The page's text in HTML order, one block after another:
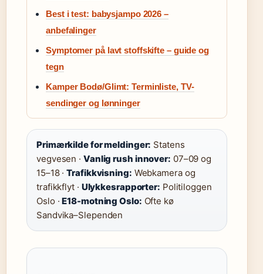
Best i test: babysjampo 2026 –
anbefalinger
Symptomer på lavt stoffskifte – guide og
tegn
Kamper Bodø/Glimt: Terminliste, TV-
sendinger og lønninger
Primærkilde for meldinger: Statens
vegvesen · Vanlig rush innover: 07–09 og
15–18 ·Trafikkvisning: Webkamera og
trafikkflyt · Ulykkesrapporter: Politiloggen
Oslo ·E18-motning Oslo: Ofte kø
Sandvika–Slependen